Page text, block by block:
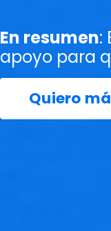
En resumen:
apoyo para
Quiero